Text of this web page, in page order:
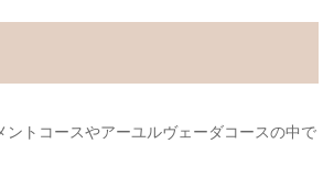
トコースやアーユルヴェーダコースの中で